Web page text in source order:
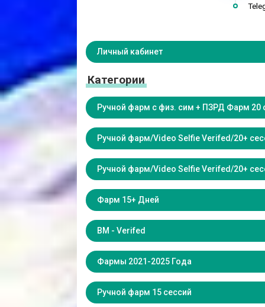
Личный кабинет
Категории
Ручной фарм с физ. сим + ПЗРД Фарм 20
Ручной фарм/Video Selfie Verifed/20+
Ручной фарм/Video Selfie Verifed/20+
Фарм 15+ Дней
BM - Verifed
Фармы 2021-2025 Года
Ручной фарм 15 сессий